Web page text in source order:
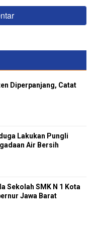
Diperpanjang, Catat
Lakukan Pungli
Air Bersih
Sekolah SMK N 1 Kota
Jawa Barat